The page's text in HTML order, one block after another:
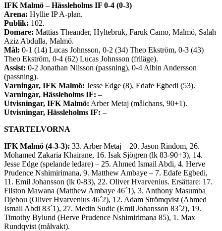
IFK Malmö – Hässleholms IF 0-4 (0-3)
Arena: Hyllie IP A-plan.
Publik: 102.
Domare: Mattias Theander, Hyltebruk, Faruk Camo, Malmö, Salah
Aziz Abdulla, Malmö.
Mål: 0-1 (14) Lucas Johnsson, 0-2 (34) Theo Ekström, 0-3 (43)
Theo Ekström, 0-4 (62) Lucas Johnsson (friläge).
Assist: 0-2 Jonathan Nilsson (passning), 0-4 Albin Andersson
(passning).
Varningar, IFK Malmö: Jesse Edge (8), Edafe Egbedi (53).
Varningar, Hässleholms IF: –
Utvisningar, IFK Malmö: Arber Metaj (målchans, 90+1).
Utvisningar, Hässleholms IF: –
STARTELVORNA
IFK Malmö (4-3-3): 33. Arber Metaj – 20. Jason Rindom, 26.
Mohamed Zakaria Khairane, 16. Isak Sjögren (lk 83-90+3), 14.
Jesse Edge (spelande ledare) – 25. Ahmed Ismail Abdi, 4. Herve
Prudence Nshimirimana, 9. Matthew Ambaye – 7. Edafe Egbedi,
11. Emil Johansson (lk 0-83), 22. Oliver Hvarvenius. Ersättare: 17.
Filston Mawana (Matthew Ambaye 46´1), 3. Anthony Masumba
Djebou (Oliver Hvarvenius 46´2), 12. Adam Strömqvist (Ahmed
Ismail Abdi 83´1), 27. Medin Sudic (Emil Johansson 83´2), 19.
Timothy Bylund (Herve Prudence Nshimirimana 85), 1. Max
Rundqvist (målvakt).